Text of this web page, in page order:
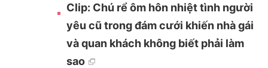
Clip: Chú rể ôm hôn nhiệt tình người
yêu cũ trong đám cưới khiến nhà gái
và quan khách không biết phải làm
sao